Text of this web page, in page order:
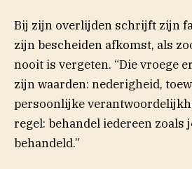
Bij zijn overlijden schrijft zijn
zijn bescheiden afkomst, als
nooit is vergeten. “Die vroege
zijn waarden: nederigheid,
persoonlijke
regel: behandel iedereen zoals
behandeld.”